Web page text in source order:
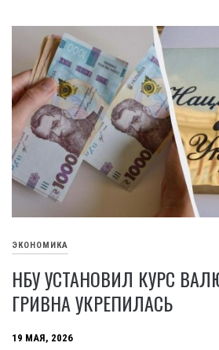
ЭКОНОМИКА
НБУ УСТАНОВИЛ КУРС
ГРИВНА УКРЕПИЛАСЬ
19 МАЯ, 2026